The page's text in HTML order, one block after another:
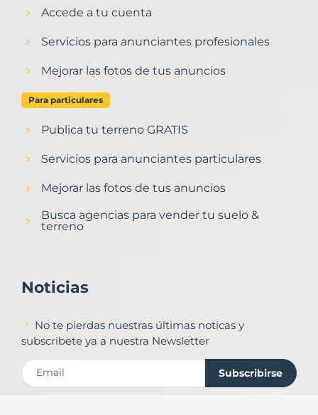
Accede a tu cuenta
Servicios para anunciantes profesionales
Mejorar las fotos de tus anuncios
Para particulares
Publica tu terreno GRATIS
Servicios para anunciantes particulares
Mejorar las fotos de tus anuncios
Busca agencias para vender tu suelo &
terreno
Noticias
No te pierdas nuestras últimas noticas y
subscribete ya a nuestra Newsletter
Subscribirse